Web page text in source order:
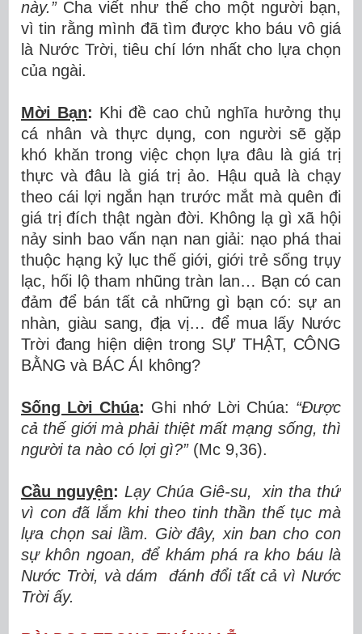
này.”Cha viết như thế cho một người bạn,
vì tin rằng mình đã tìm được kho báu vô giá
là Nước Trời, tiêu chí lớn nhất cho lựa chọn
của ngài.
Mời Bạn: Khi đề cao chủ nghĩa hưởng thụ
cá nhân và thực dụng, con người sẽ gặp
khó khăn trong việc chọn lựa đâu là giá trị
thực và đâu là giá trị ảo. Hậu quả là chạy
theo cái lợi ngắn hạn trước mắt mà quên đi
giá trị đích thật ngàn đời. Không lạ gì xã hội
nảy sinh bao vấn nạn nan giải: nạo phá thai
thuộc hạng kỷ lục thế giới, giới trẻ sống trụy
lạc, hối lộ tham nhũng tràn lan… Bạn có can
đảm để bán tất cả những gì bạn có: sự an
nhàn, giàu sang, địa vị… để mua lấy Nước
Trời đang hiện diện trong SỰ THẬT, CÔNG
BẰNG và BÁC ÁI không?
Sống Lời Chúa: Ghi nhớ Lời Chúa: “Được
cả thế giới mà phải thiệt mất mạng sống, thì
người ta nào có lợi gì?”(Mc 9,36).
Cầu nguyện: Lạy Chúa Giê-su, xin tha thứ
vì con đã lắm khi theo tinh thần thế tục mà
lựa chọn sai lầm. Giờ đây, xin ban cho con
sự khôn ngoan, để khám phá ra kho báu là
Nước Trời, và dám đánh đổi tất cả vì Nước
Trời ấy.